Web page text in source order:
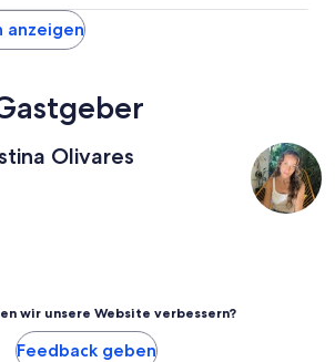
anzeigen
Olivares
wir unsere Website verbessern?
Feedback geben